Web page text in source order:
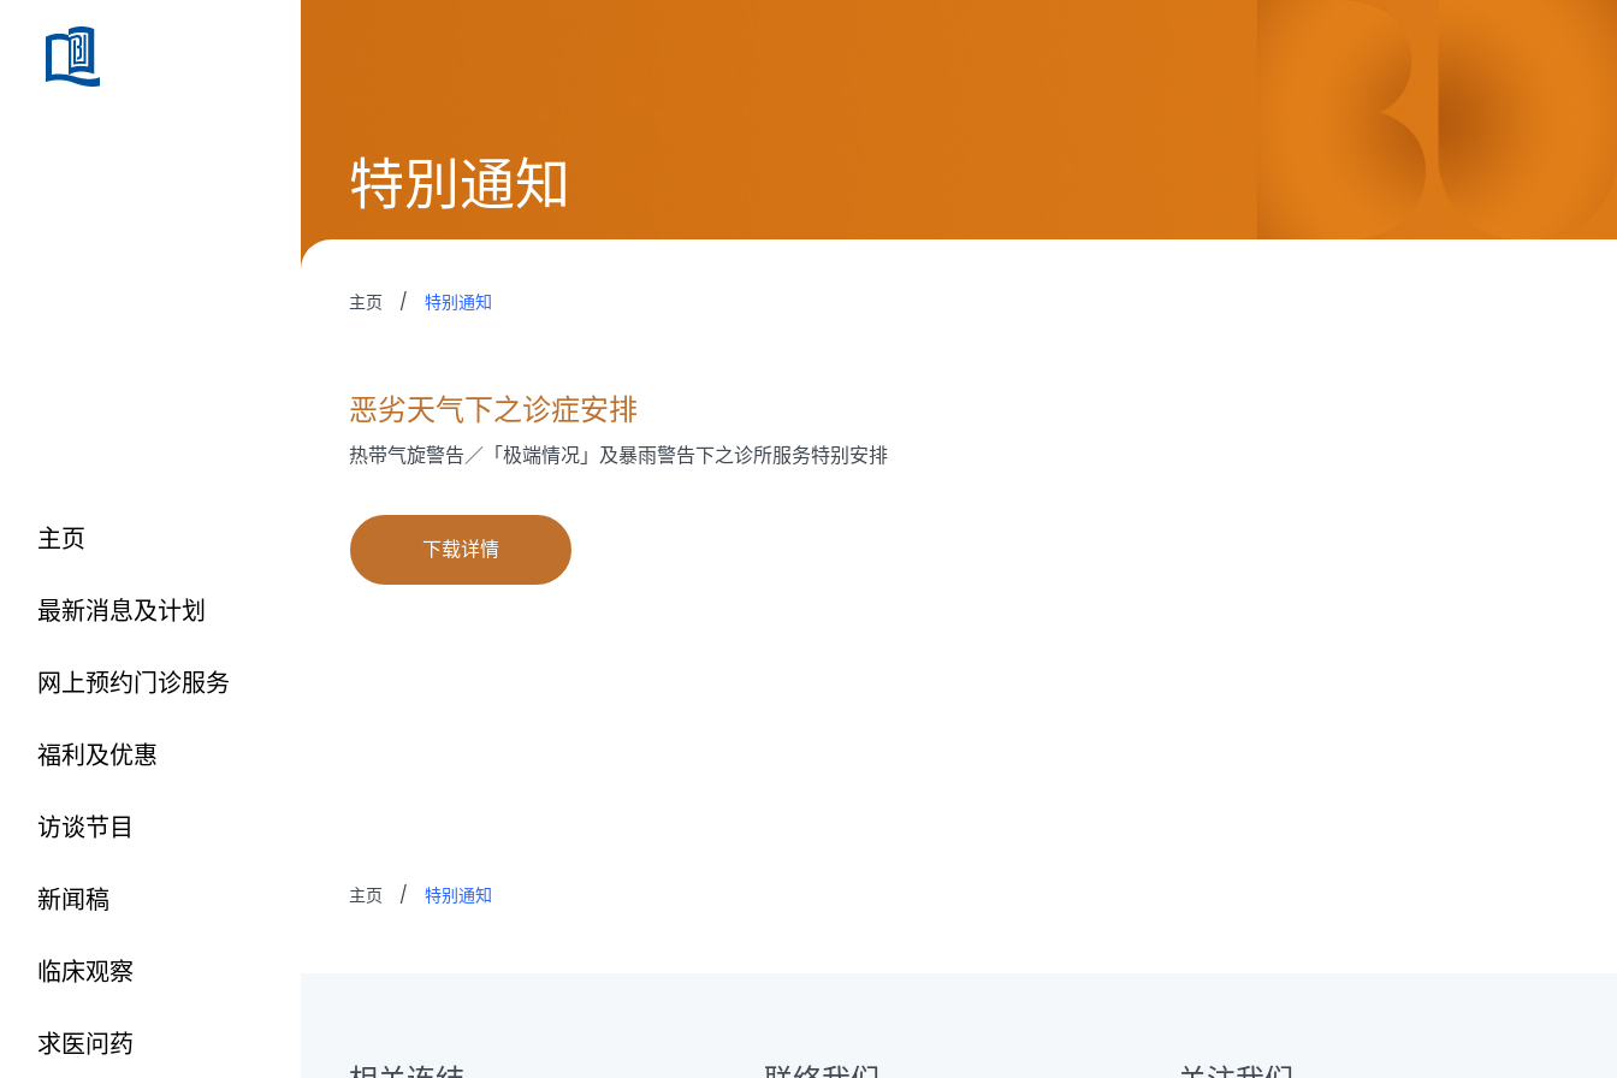
主页
最新消息及计划
网上预约门诊服务
福利及优惠
访谈节目
新闻稿
临床观察
求医问药
特別通知
主页 / 特别通知
恶劣天气下之诊症安排
热带气旋警告／「极端情况」及暴雨警告下之诊所服务特别安排
下载详情
主页 / 特别通知